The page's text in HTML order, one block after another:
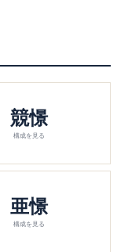
競憬
構成を見る
亜憬
構成を見る